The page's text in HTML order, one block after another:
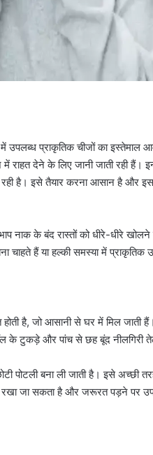
में उपलब्ध प्राकृतिक चीजों का
देने के लिए जानी जाती रही हैं।
रही है। इसे तैयार करना आसान है और
नाक के बंद रास्तों को धीरे-धीरे
चाहते हैं या हल्की समस्या में
है, जो आसानी से घर में मिल
के टुकड़े और पांच से छह बूंद नीलगिरी
बना ली जाती है। इसे अच्छी
रखा जा सकता है और जरूरत पड़ने पर